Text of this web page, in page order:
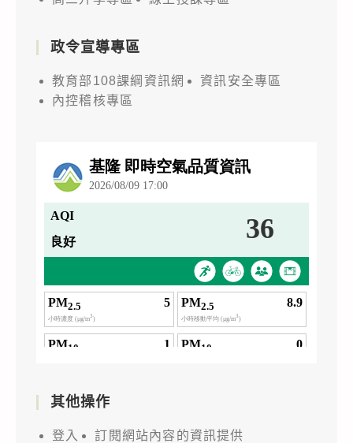
政令宣導專區
教育部108課綱資訊網
資訊安全專區
內控稽核專區
其他操作
登入
訂閱網站內容的資訊提供